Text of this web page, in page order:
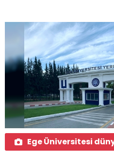
Ege Üniversitesi